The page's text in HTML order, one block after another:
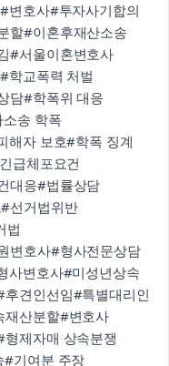
#변호사#투자사기합의
할#이혼후재산소송
#서울이혼변호사
#학교폭력 처벌
담#학폭위 대응
송 학폭
해자 보호#학폭 징계
급체포요건
대응#법률상담
#선거법위반
법
변호사#형사전문상담
사변호사#미성년상속
후견인선임#특별대리인
재산분할#변호사
형제자매 상속분쟁
#기여분 주장